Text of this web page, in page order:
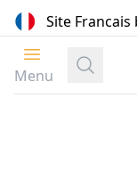
Site Francais
Ouvrir le menu
Menu